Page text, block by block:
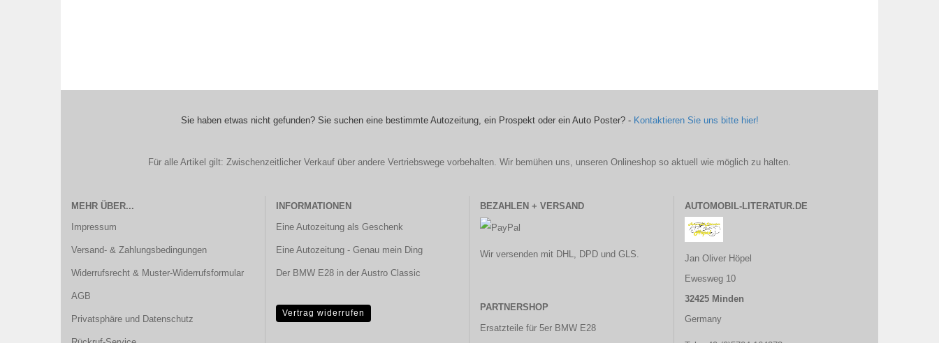
Sie haben etwas nicht gefunden? Sie suchen eine bestimmte Autozeitung, ein Prospekt oder ein Auto Poster? - Kontaktieren Sie uns bitte hier!
Für alle Artikel gilt: Zwischenzeitlicher Verkauf über andere Vertriebswege vorbehalten. Wir bemühen uns, unseren Onlineshop so aktuell wie möglich zu halten.
MEHR ÜBER...
Impressum
Versand- & Zahlungsbedingungen
Widerrufsrecht & Muster-Widerrufsformular
AGB
Privatsphäre und Datenschutz
INFORMATIONEN
Eine Autozeitung als Geschenk
Eine Autozeitung - Genau mein Ding
Der BMW E28 in der Austro Classic
Vertrag widerrufen
BEZAHLEN + VERSAND
Wir versenden mit DHL, DPD und GLS.
PARTNERSHOP
Ersatzteile für 5er BMW E28
AUTOMOBIL-LITERATUR.DE
Jan Oliver Höpel
Ewesweg 10
32425 Minden
Germany